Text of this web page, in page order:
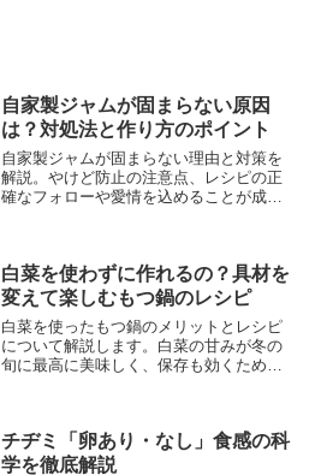
自家製ジャムが固まらない原因
は？対処法と作り方のポイント
自家製ジャムが固まらない理由と対策を
解説。やけど防止の注意点、レシピの正
確なフォローや愛情を込めることが成功
白菜を使わずに作れるの？具材を
変えて楽しむもつ鍋のレシピ
白菜を使ったもつ鍋のメリットとレシピ
について解説します。白菜の甘みが冬の
旬に最高に美味しく、保存も効くため、
チヂミ「卵あり・なし」食感の科
学を徹底解説